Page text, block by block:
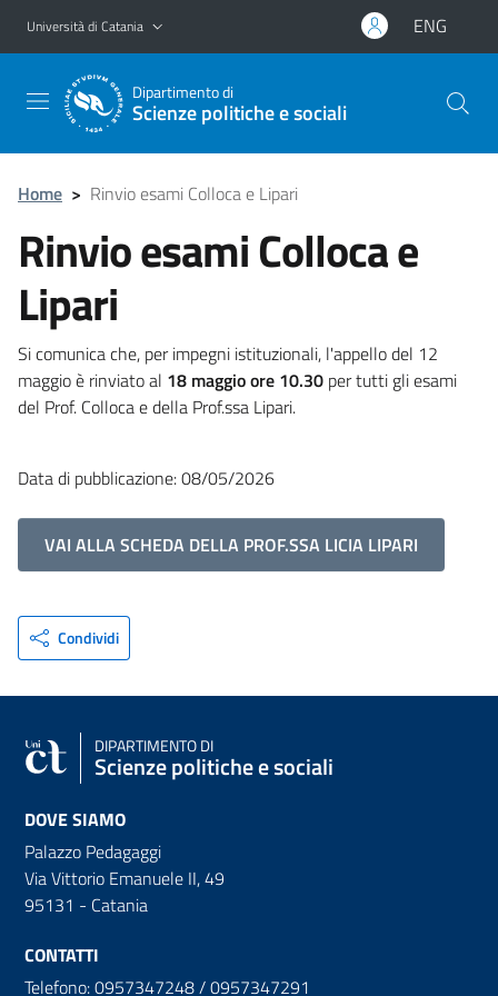
Vai al contenuto principale
Vai al menu di navigazione
Università di Catania ENG
Dipartimento di
Scienze politiche e sociali
Home > Rinvio esami Colloca e Lipari
Rinvio esami Colloca e
Lipari
Si comunica che, per impegni istituzionali, l'appello del 12
maggio è rinviato al 18 maggio ore 10.30 per tutti gli esami
del Prof. Colloca e della Prof.ssa Lipari.
Data di pubblicazione: 08/05/2026
VAI ALLA SCHEDA DELLA PROF.SSA LICIA LIPARI
Condividi
DIPARTIMENTO DI
Scienze politiche e sociali
DOVE SIAMO
Palazzo Pedagaggi
Via Vittorio Emanuele II, 49
95131 - Catania
CONTATTI
Telefono: 0957347248 / 0957347291